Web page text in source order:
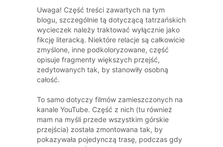
Uwaga! Część treści zawartych na tym
blogu, szczególnie tą dotyczącą tatrzańskich
wycieczek należy traktować wyłącznie jako
fikcję literacką. Niektóre relacje są całkowicie
zmyślone, inne podkoloryzowane, część
opisuje fragmenty większych przejść,
zedytowanych tak, by stanowiły osobną
całość.
To samo dotyczy filmów zamieszczonych na
kanale YouTube. Część z nich (tu również
mam na myśli przede wszystkim górskie
przejścia) została zmontowana tak, by
pokazywała pojedynczą trasę, podczas gdy